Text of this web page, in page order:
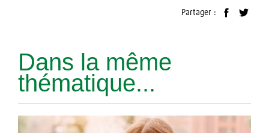
Partager :
Dans la même
thématique...